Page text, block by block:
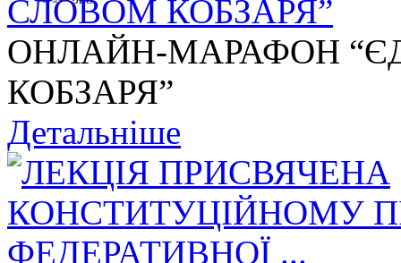
ОНЛАЙН-МАРАФОН
КОБЗАРЯ”
Детальніше